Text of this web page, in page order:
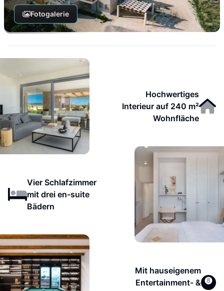
Fotogalerie
Hochwertiges
Interieur auf 240 m²
Wohnfläche
Vier Schlafzimmer
mit drei en-suite
Bädern
Mit hauseigenem
Entertainment- &